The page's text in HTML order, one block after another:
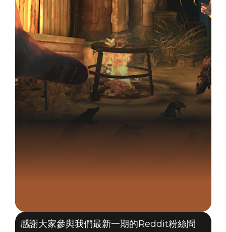
感謝大家參與我們最新一期的Reddit粉絲問